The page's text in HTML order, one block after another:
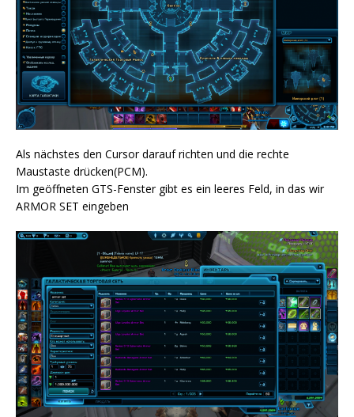
Als nächstes den Cursor darauf richten und die rechte
Maustaste drücken(PCM).
Im geöffneten GTS-Fenster gibt es ein leeres Feld, in das wir
ARMOR SET eingeben